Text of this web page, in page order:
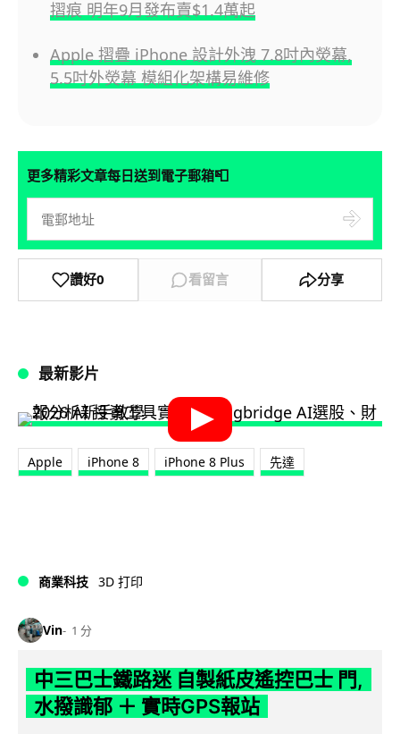
摺痕 明年9月發布賣$1.4萬起
Apple 摺疊 iPhone 設計外洩 7.8吋內熒幕,
5.5吋外熒幕 模組化架構易維修
更多精彩文章每日送到電子郵箱📮
讚好0 看留言 分享
最新影片
Apple iPhone 8 iPhone 8 Plus 先達
商業科技 3D 打印
Vin 1 分
中三巴士鐵路迷 自製紙皮遙控巴士 門,
水撥識郁 ＋ 實時GPS報站